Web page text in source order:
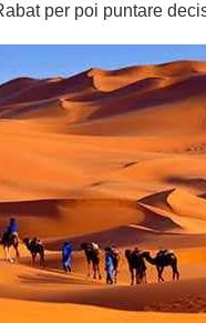
per poi puntare